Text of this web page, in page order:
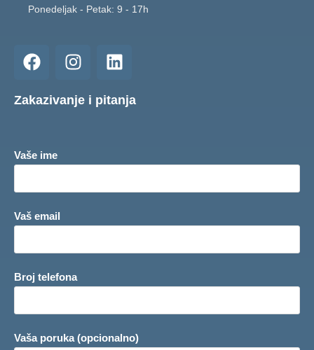
Ponedeljak - Petak: 9 - 17h
Zakazivanje i pitanja
Vaše ime
Vaš email
Broj telefona
Vaša poruka (opcionalno)